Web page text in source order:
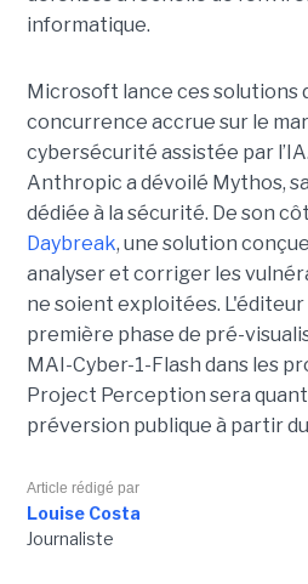
informatique.
Microsoft lance ces solutions
concurrence accrue sur le
cybersécurité assistée par
Anthropic a dévoilé Mythos,
dédiée à la sécurité. De son
Daybreak, une solution
analyser et corriger les
ne soient exploitées. L'éditeur
première phase de pré-
MAI-Cyber-1-Flash dans les
Project Perception sera
préversion publique à partir
Article rédigé par
Louise Costa
Journaliste